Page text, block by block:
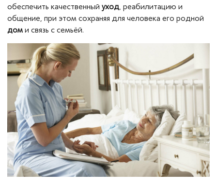
обеспечить качественный уход , реабилитацию и
общение, при этом сохраняя для человека его родной
дом и связь с семьёй.